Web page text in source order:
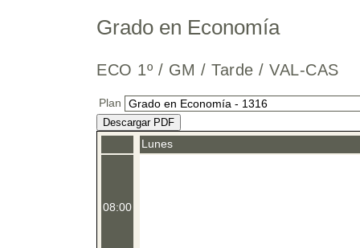
Grado en Economía
ECO 1º / GM / Tarde / VAL-CAS
Plan
Descargar PDF
08:00
Lunes